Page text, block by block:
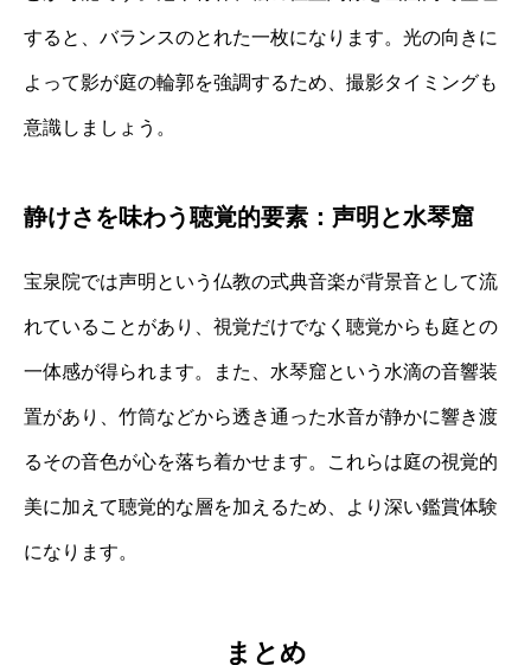
すると、バランスのとれた一枚になります。光の向きに
よって影が庭の輪郭を強調するため、撮影タイミングも
意識しましょう。
静けさを味わう聴覚的要素：声明と水琴窟
宝泉院では声明という仏教の式典音楽が背景音として流
れていることがあり、視覚だけでなく聴覚からも庭との
一体感が得られます。また、水琴窟という水滴の音響装
置があり、竹筒などから透き通った水音が静かに響き渡
るその音色が心を落ち着かせます。これらは庭の視覚的
美に加えて聴覚的な層を加えるため、より深い鑑賞体験
になります。
まとめ